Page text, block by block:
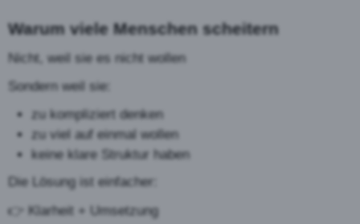
Warum viele Menschen scheitern
Nicht, weil sie es nicht wollen
Sondern weil sie:
zu kompliziert denken
zu viel auf einmal wollen
keine klare Struktur haben
Die Lösung ist einfacher:
👉 Klarheit + Umsetzung